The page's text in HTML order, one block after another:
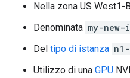
Nella zona US West1-B
Denominata my-
Del tipo di istanza
Utilizzo di una GPU